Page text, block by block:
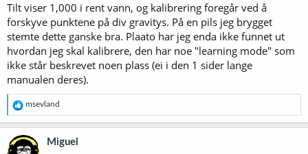
Tilt viser 1,000 i rent vann, og kalibrering foregår ved å
forskyve punktene på div gravitys. På en pils jeg brygget
stemte dette ganske bra. Plaato har jeg enda ikke funnet ut
hvordan jeg skal kalibrere, den har noe "learning mode" som
ikke står beskrevet noen plass (ei i den 1 sider lange
manualen deres).
R
e
a
k
s
msevland
Miguel